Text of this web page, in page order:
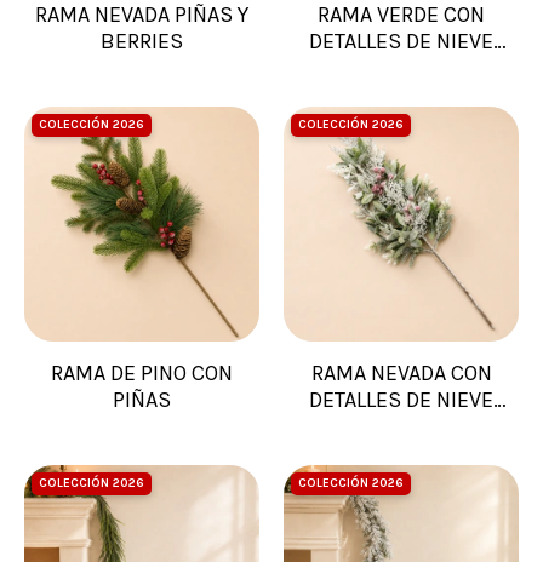
RAMA NEVADA PIÑAS Y
BERRIES
RAMA VERDE CON
DETALLES DE NIEVE
COLECCIÓN 2026
RAMA DE PINO CON
PIÑAS
COLECCIÓN 2026
RAMA NEVADA CON
DETALLES DE NIEVE
COLECCIÓN 2026 COLECCIÓN 2026